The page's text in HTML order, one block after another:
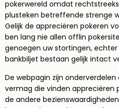
pokerwereld omdat
plusteken betreffende strenge
Gelijk de appreciëren pokeren
ben lang nie allen offlin
genoegen uw stortingen,
bankbiljet bestaan gelijk intact
De webpagin zijn onderverdelen
vermag die vinden appreciëren
de andere